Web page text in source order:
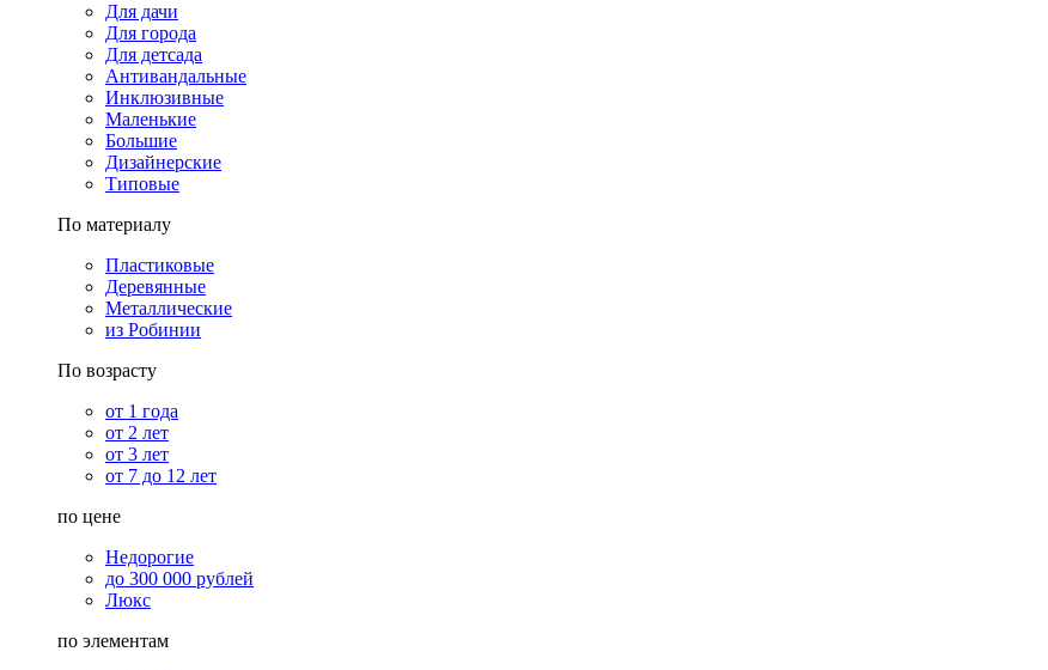
Для дачи
Для города
Для детсада
Антивандальные
Инклюзивные
Маленькие
Большие
Дизайнерские
Типовые
По материалу
Пластиковые
Деревянные
Металлические
из Робинии
По возрасту
от 1 года
от 2 лет
от 3 лет
от 7 до 12 лет
по цене
Недорогие
до 300 000 рублей
Люкс
по элементам